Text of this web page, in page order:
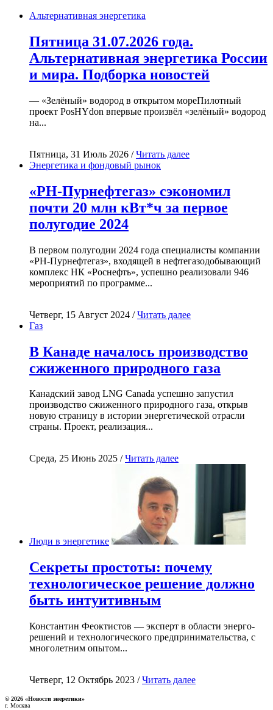
Альтернативная энергетика
Пятница 31.07.2026 года.
Альтернативная энергетика России
и мира. Подборка новостей
— «Зелёный» водород в открытом мореПилотный
проект PosHYdon впервые произвёл «зелёный» водород
на...
Пятница, 31 Июль 2026 /Читать далее
Энергетика и фондовый рынок
«РН-Пурнефтегаз» сэкономил
почти 20 млн кВт*ч за первое
полугодие 2024
В первом полугодии 2024 года специалисты компании
«РН-Пурнефтегаз», входящей в нефтегазодобывающий
комплекс НК «Роснефть», успешно реализовали 946
мероприятий по программе...
Четверг, 15 Август 2024 /Читать далее
Газ
В Канаде началось производство
сжиженного природного газа
Канадский завод LNG Canada успешно запустил
производство сжиженного природного газа, открыв
новую страницу в истории энергетической отрасли
страны. Проект, реализация...
Среда, 25 Июнь 2025 /Читать далее
Люди в энергетике
Секреты простоты: почему
технологическое решение должно
быть интуитивным
Константин Феоктистов — эксперт в области энерго-
решений и технологического предпринимательства, с
многолетним опытом...
Четверг, 12 Октябрь 2023 /Читать далее
© 2026 «Новости энеретики»
г. Москва